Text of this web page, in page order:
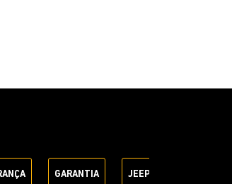
GARANTIA JEEP + SEM PARAR